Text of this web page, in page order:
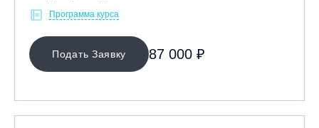
Программа курса
Подать Заявку 87 000 ₽